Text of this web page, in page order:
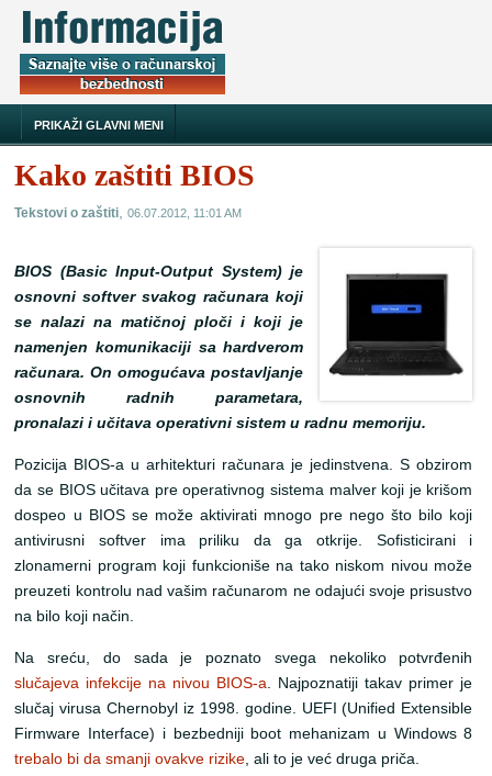
PRIKAŽI GLAVNI MENI
Kako zaštiti BIOS
Tekstovi o zaštiti,06.07.2012, 11:01 AM
BIOS (Basic Input-Output System) je
osnovni softver svakog računara koji
se nalazi na matičnoj ploči i koji je
namenjen komunikaciji sa hardverom
računara. On omogućava postavljanje
osnovnih radnih parametara,
pronalazi i učitava operativni sistem u radnu memoriju.
Pozicija BIOS-a u arhitekturi računara je jedinstvena. S obzirom
da se BIOS učitava pre operativnog sistema malver koji je krišom
dospeo u BIOS se može aktivirati mnogo pre nego što bilo koji
antivirusni softver ima priliku da ga otkrije. Sofisticirani i
zlonamerni program koji funkcioniše na tako niskom nivou može
preuzeti kontrolu nad vašim računarom ne odajući svoje prisustvo
na bilo koji način.
Na sreću, do sada je poznato svega nekoliko potvrđenih
slučajeva infekcije na nivou BIOS-a. Najpoznatiji takav primer je
slučaj virusa Chernobyl iz 1998. godine. UEFI (Unified Extensible
Firmware Interface) i bezbedniji boot mehanizam u Windows 8
trebalo bi da smanji ovakve rizike, ali to je već druga priča.